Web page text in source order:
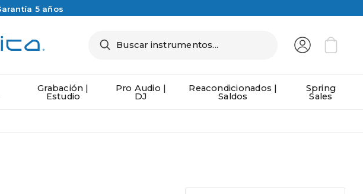
Grabación |
Estudio
Pro Audio |
DJ
Reacondicionados |
Saldos
Spring
Sales